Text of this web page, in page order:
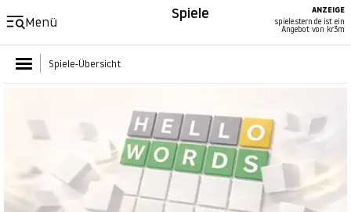
Menü Spiele
ANZEIGE
spiele.stern.de ist ein
Angebot von kr3m
Spiele-Übersicht